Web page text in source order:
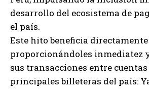
desarrollo del ecosistema de
el país.
Este hito beneficia
proporcionándoles inmediatez
sus transacciones entre
principales billeteras del país: